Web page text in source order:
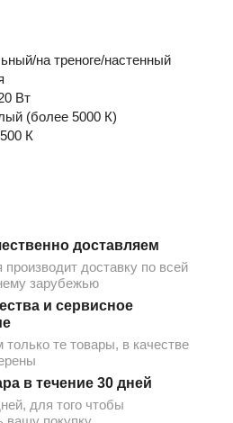
на треноге/настенный
Вт
(более 5000 К)
К
доставляем
доставку по всей
зарубежью
и сервисное
те товары, в качестве
в течение 30 дней
для того чтобы